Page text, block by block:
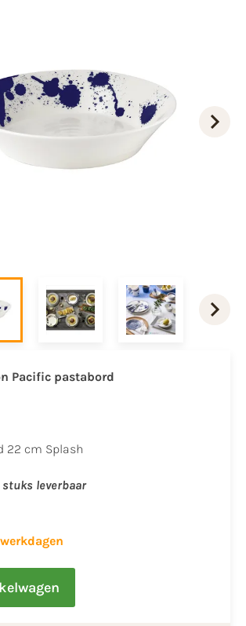
Pacific pastabord
22 cm Splash
stuks leverbaar